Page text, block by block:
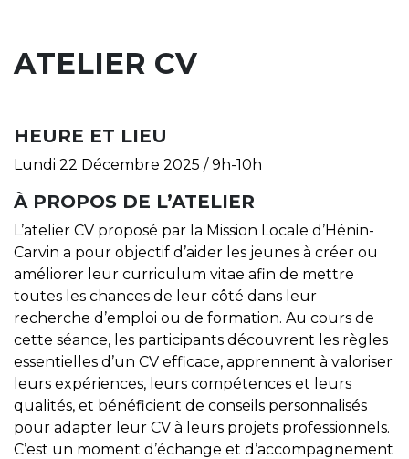
ATELIER CV
HEURE ET LIEU
Lundi 22 Décembre 2025 / 9h-10h
À PROPOS DE L’ATELIER
L’atelier CV proposé par la Mission Locale d’Hénin-
Carvin a pour objectif d’aider les jeunes à créer ou
améliorer leur curriculum vitae afin de mettre
toutes les chances de leur côté dans leur
recherche d’emploi ou de formation. Au cours de
cette séance, les participants découvrent les règles
essentielles d’un CV efficace, apprennent à valoriser
leurs expériences, leurs compétences et leurs
qualités, et bénéficient de conseils personnalisés
pour adapter leur CV à leurs projets professionnels.
C’est un moment d’échange et d’accompagnement